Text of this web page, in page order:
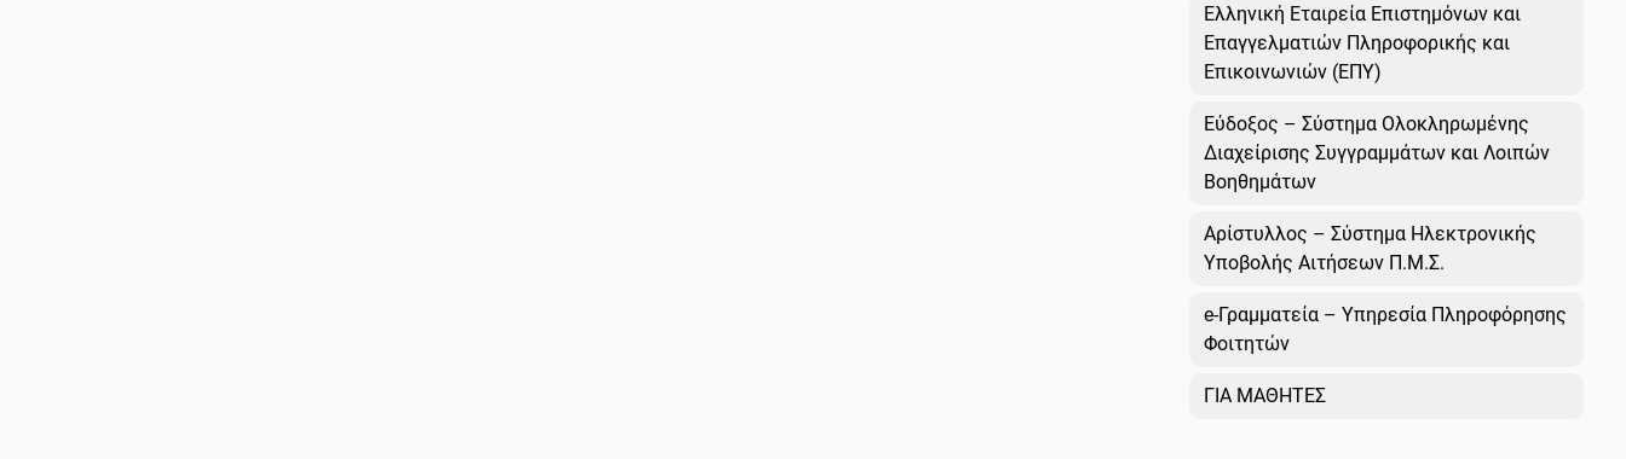
Ελληνική Εταιρεία Επιστημόνων και
Επαγγελματιών Πληροφορικής και
Επικοινωνιών (ΕΠΥ)
Εύδοξος – Σύστημα Ολοκληρωμένης
Διαχείρισης Συγγραμμάτων και Λοιπών
Βοηθημάτων
Αρίστυλλος – Σύστημα Ηλεκτρονικής
Υποβολής Αιτήσεων Π.Μ.Σ.
e-Γραμματεία – Υπηρεσία Πληροφόρησης
Φοιτητών
ΓΙΑ ΜΑΘΗΤΕΣ